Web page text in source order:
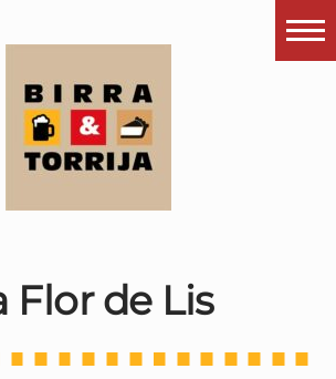
que es pués?
visitas
los garitos
mundo
Flor de Lis